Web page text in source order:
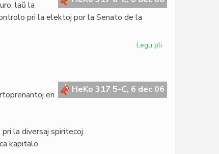
laŭ la
pri la elektoj por la Senato de la
Legu pli
Zamenhofa
skrutinio
HeKo 317 5-C, 6 dec 06
en
la diversaj spiritecoj.
kapitalo.